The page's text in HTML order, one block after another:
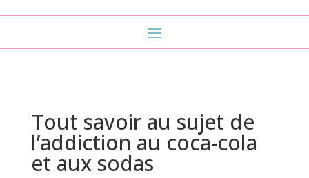
Tout savoir au sujet de
l’addiction au coca-cola
et aux sodas